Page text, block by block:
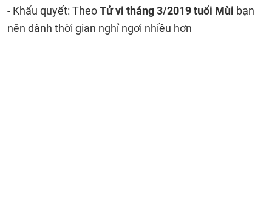
- Khẩu quyết: TheoTử vi tháng 3/2019 tuổi Mùi bạn
nên dành thời gian nghỉ ngơi nhiều hơn